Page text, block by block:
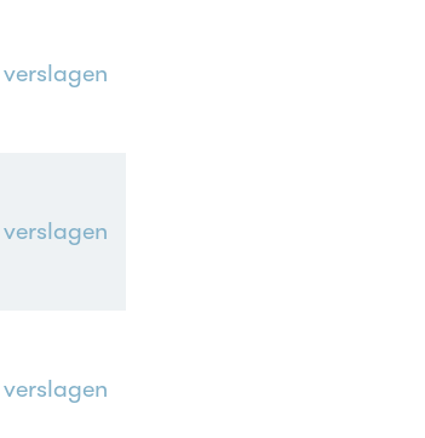
verslagen
verslagen
verslagen